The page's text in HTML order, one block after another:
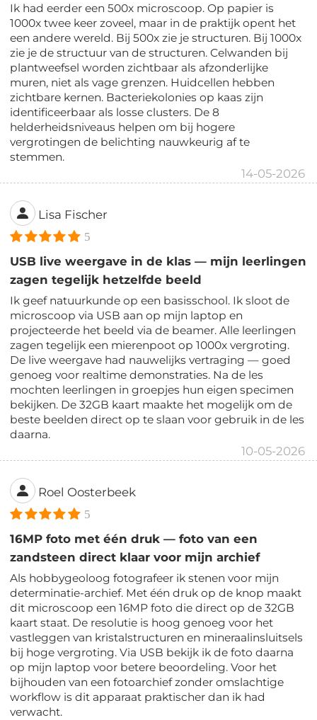
Ik had eerder een 500x microscoop. Op papier is
1000x twee keer zoveel, maar in de praktijk opent het
een andere wereld. Bij 500x zie je structuren. Bij 1000x
zie je de structuur van de structuren. Celwanden bij
plantweefsel worden zichtbaar als afzonderlijke
muren, niet als vage grenzen. Huidcellen hebben
zichtbare kernen. Bacteriekolonies op kaas zijn
identificeerbaar als losse clusters. De 8
helderheidsniveaus helpen om bij hogere
vergrotingen de belichting nauwkeurig af te
stemmen.
14-05-2026
Lisa Fischer
5
USB live weergave in de klas — mijn leerlingen
zagen tegelijk hetzelfde beeld
Ik geef natuurkunde op een basisschool. Ik sloot de
microscoop via USB aan op mijn laptop en
projecteerde het beeld via de beamer. Alle leerlingen
zagen tegelijk een mierenpoot op 1000x vergroting.
De live weergave had nauwelijks vertraging — goed
genoeg voor realtime demonstraties. Na de les
mochten leerlingen in groepjes hun eigen specimen
bekijken. De 32GB kaart maakte het mogelijk om de
beste beelden direct op te slaan voor gebruik in de les
daarna.
10-05-2026
Roel Oosterbeek
5
16MP foto met één druk — foto van een
zandsteen direct klaar voor mijn archief
Als hobbygeoloog fotografeer ik stenen voor mijn
determinatie-archief. Met één druk op de knop maakt
dit microscoop een 16MP foto die direct op de 32GB
kaart staat. De resolutie is hoog genoeg voor het
vastleggen van kristalstructuren en mineraalinsluitsels
bij hoge vergroting. Via USB bekijk ik de foto daarna
op mijn laptop voor betere beoordeling. Voor het
bijhouden van een fotoarchief zonder omslachtige
workflow is dit apparaat praktischer dan ik had
verwacht.